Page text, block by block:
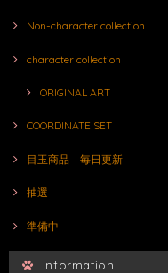
Non-character collection
character collection
ORIGINAL ART
COORDINATE SET
目玉商品 毎日更新
抽選
準備中
Information